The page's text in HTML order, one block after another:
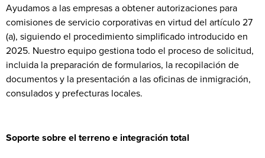
Ayudamos a las empresas a obtener autorizaciones para
comisiones de servicio corporativas en virtud del artículo 27
(a), siguiendo el procedimiento simplificado introducido en
2025. Nuestro equipo gestiona todo el proceso de solicitud,
incluida la preparación de formularios, la recopilación de
documentos y la presentación a las oficinas de inmigración,
consulados y prefecturas locales.
Soporte sobre el terreno e integración total